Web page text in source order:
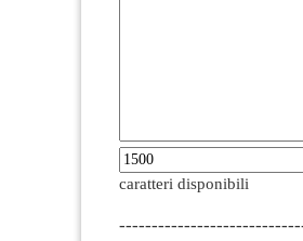
caratteri disponibili